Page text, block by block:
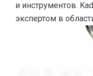
и инструментов.
экспертом в